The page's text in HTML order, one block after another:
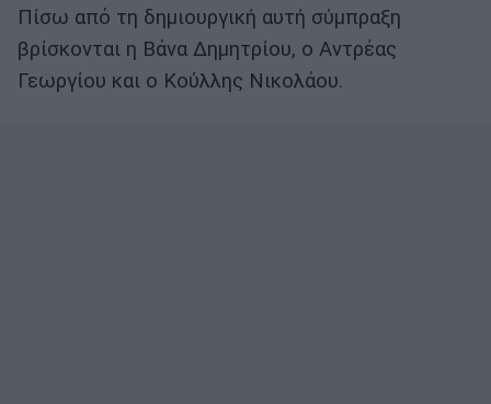
Πίσω από τη δημιουργική αυτή σύμπραξη
βρίσκονται η Βάνα Δημητρίου, ο Αντρέας
Γεωργίου και ο Κούλλης Νικολάου.